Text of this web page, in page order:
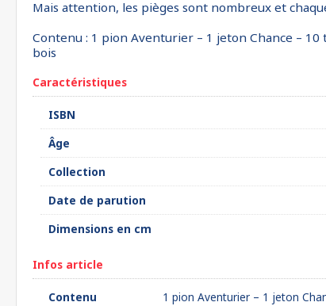
Mais attention, les pièges sont nombreux et
Contenu : 1 pion Aventurier – 1 jeton Chance –
bois
Caractéristiques
ISBN
Âge
Collection
Date de parution
Dimensions en cm
Infos article
Contenu
1 pion Aventurier – 1 jeton